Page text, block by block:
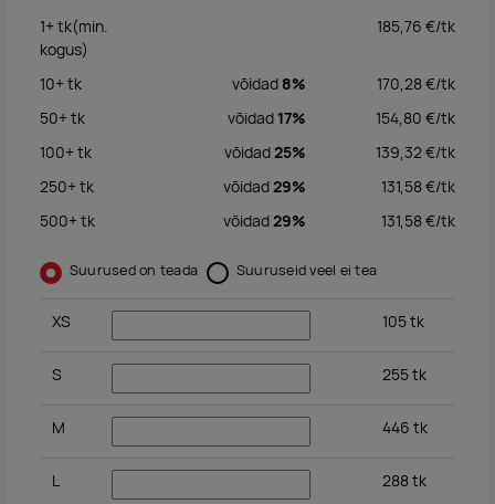
1+tk(min.
kogus)
185,76 €/tk
10+tk võidad 8% 170,28€/tk
50+tk võidad 17% 154,80 €/tk
100+tk võidad25% 139,32€/tk
250+tk võidad29% 131,58€/tk
500+tk võidad29% 131,58€/tk
Suurused on teada Suuruseid veel ei tea
XS 105tk
S 255tk
M 446 tk
L 288tk